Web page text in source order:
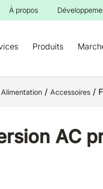
À propos
Produits
pour :
Alimentation / Accessoires /
AC